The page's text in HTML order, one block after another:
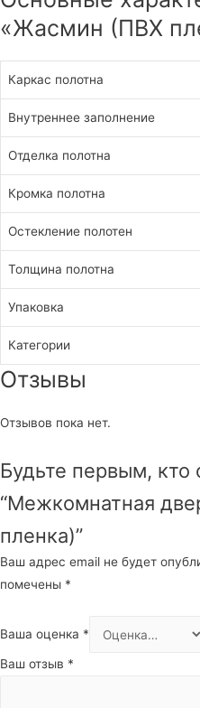
«Жасмин (ПВХ
Каркас полотна
Внутреннее заполнение
Отделка полотна
Кромка полотна
Остекление полотен
Толщина полотна
Упаковка
Категории
Отзывы
Отзывов пока нет.
Будьте первым, кто
“Межкомнатная
пленка)”
Ваш адрес email не будет
помечены *
Ваша оценка *
Ваш отзыв *